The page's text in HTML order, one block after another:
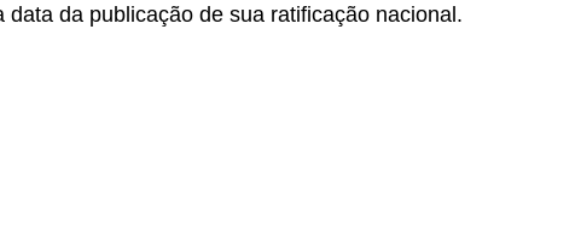
da publicação de sua ratificação nacional.